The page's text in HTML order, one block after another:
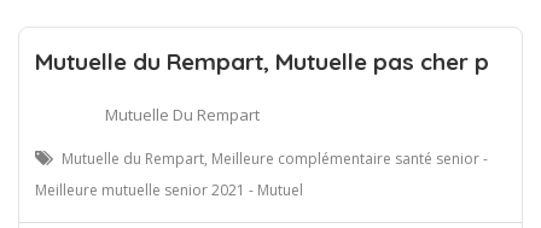
Mutuelle du Rempart, Mutuelle pas cher p
Mutuelle Du Rempart
Mutuelle du Rempart, Meilleure complémentaire santé senior -
Meilleure mutuelle senior 2021 - Mutuel